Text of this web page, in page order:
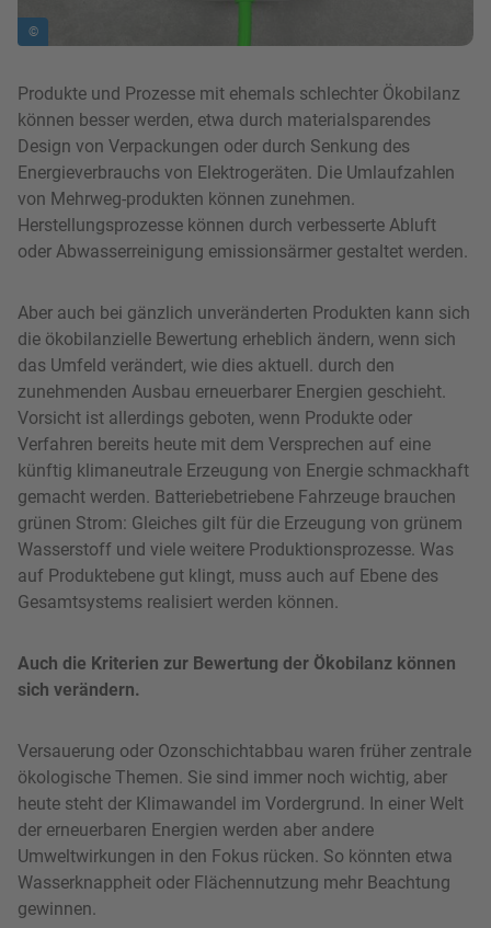
©
Produkte und Prozesse mit ehemals schlechter Ökobilanz
können besser werden, etwa durch materialsparendes
Design von Verpackungen oder durch Senkung des
Energieverbrauchs von Elektrogeräten. Die Umlaufzahlen
von Mehrweg-produkten können zunehmen.
Herstellungsprozesse können durch verbesserte Abluft
oder Abwasserreinigung emissionsärmer gestaltet werden.
Aber auch bei gänzlich unveränderten Produkten kann sich
die ökobilanzielle Bewertung erheblich ändern, wenn sich
das Umfeld verändert, wie dies aktuell. durch den
zunehmenden Ausbau erneuerbarer Energien geschieht.
Vorsicht ist allerdings geboten, wenn Produkte oder
Verfahren bereits heute mit dem Versprechen auf eine
künftig klimaneutrale Erzeugung von Energie schmackhaft
gemacht werden. Batteriebetriebene Fahrzeuge brauchen
grünen Strom: Gleiches gilt für die Erzeugung von grünem
Wasserstoff und viele weitere Produktionsprozesse. Was
auf Produktebene gut klingt, muss auch auf Ebene des
Gesamtsystems realisiert werden können.
Auch die Kriterien zur Bewertung der Ökobilanz können
sich verändern.
Versauerung oder Ozonschichtabbau waren früher zentrale
ökologische Themen. Sie sind immer noch wichtig, aber
heute steht der Klimawandel im Vordergrund. In einer Welt
der erneuerbaren Energien werden aber andere
Umweltwirkungen in den Fokus rücken. So könnten etwa
Wasserknappheit oder Flächennutzung mehr Beachtung
gewinnen.